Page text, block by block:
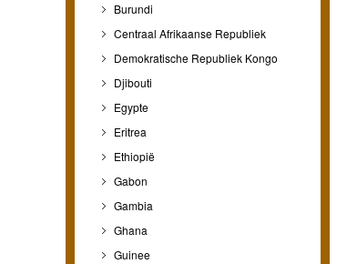
Burundi
Centraal Afrikaanse Republiek
Demokratische Republiek Kongo
Djibouti
Egypte
Eritrea
Ethiopië
Gabon
Gambia
Ghana
Guinee